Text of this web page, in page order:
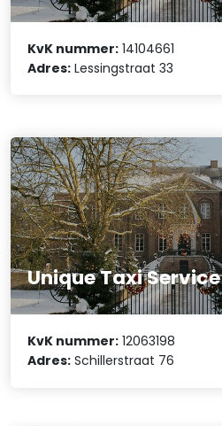
KvK nummer: 14104661
Adres: Lessingstraat 33
Unique Taxi Service
KvK nummer: 12063198
Adres: Schillerstraat 76